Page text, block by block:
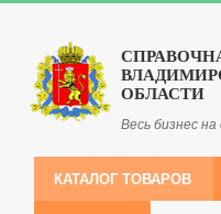
ОБЛАСТИ
Весь бизнес
КАТАЛОГ ТОВАРОВ